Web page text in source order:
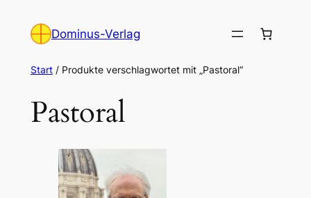
Inhalt
Dominus-Verlag
Start/ Produkte verschlagwortet mit „Pastoral“
Pastoral